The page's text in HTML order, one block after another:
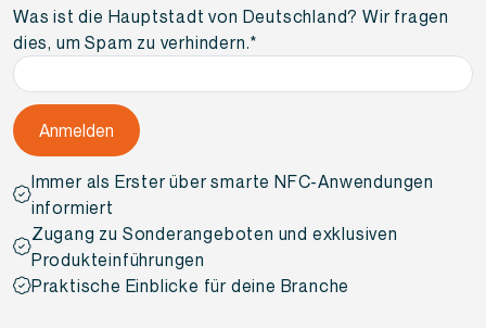
Adresse*
Was ist die Hauptstadt von Deutschland? Wir fragen
dies, um Spam zu verhindern.*
Immer als Erster über smarte NFC-Anwendungen
informiert
Zugang zu Sonderangeboten und exklusiven
Produkteinführungen
Praktische Einblicke für deine Branche